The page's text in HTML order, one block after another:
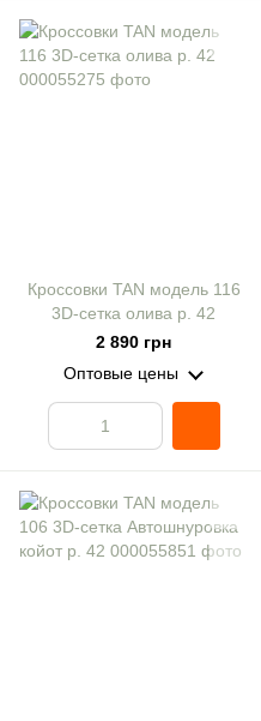
Кроссовки TAN модель 116
3D-сетка олива р. 42
2 890 грн
Оптовые цены